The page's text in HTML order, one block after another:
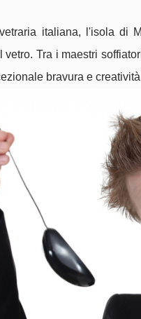
italiana, l'isola di
Tra i maestri
bravura e